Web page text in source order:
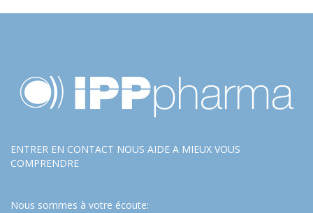
ENTRER EN CONTACT NOUS AIDE A MIEUX VOUS
COMPRENDRE
Nous sommes à votre écoute: